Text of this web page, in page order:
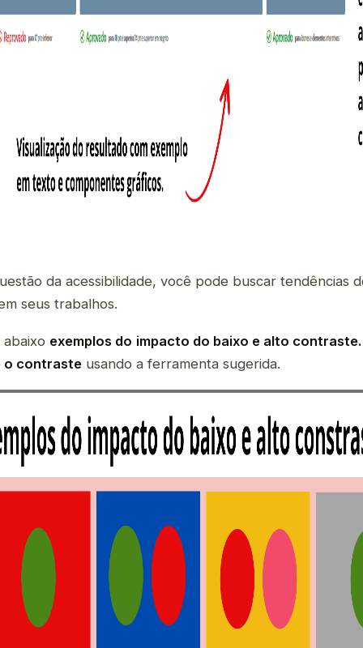
da acessibilidade, você pode buscar tendências
seus trabalhos.
abaixo exemplos do impacto do baixo e alto contraste.
o contraste usando a ferramenta sugerida.